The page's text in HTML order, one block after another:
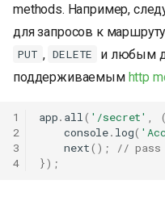
methods. Например,
для запросов к маршруту
PUT , DELETE
и любым
поддерживаемым http
1
2
3
4
app. all( '/secret' , (
console. log(
next();
//
});